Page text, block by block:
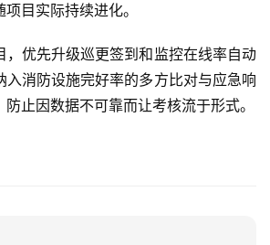
目实际持续进化。
，优先升级巡更签到和监控在线率自动
入消防设施完好率的多方比对与应急响
止因数据不可靠而让考核流于形式。